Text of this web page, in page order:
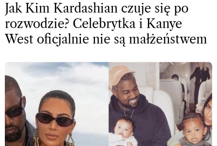
Jak Kim Kardashian czuje się po
rozwodzie? Celebrytka i Kanye
West oficjalnie nie są małżeństwem